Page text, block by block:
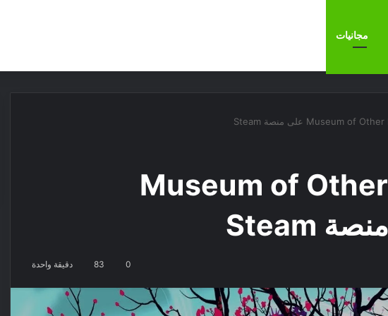
مجانيات
العب مجانا لعبة Museum of Other
0
83 دقيقة واحدة